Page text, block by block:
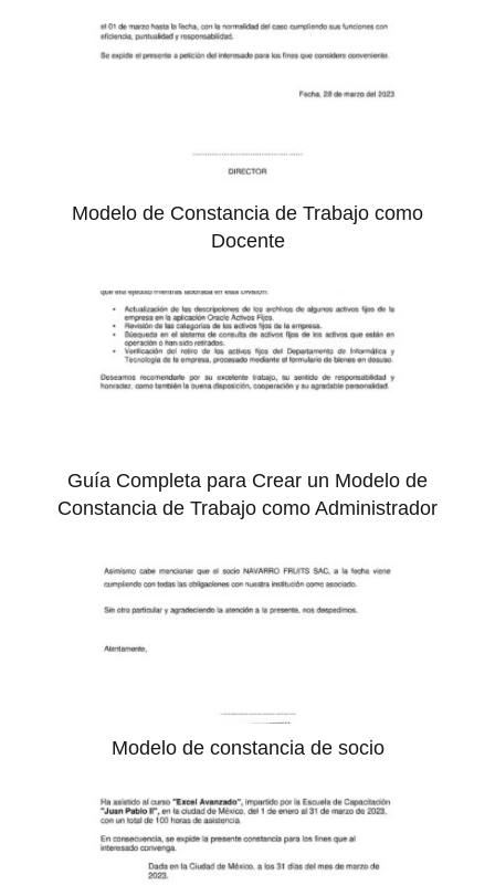
Modelo de Constancia de Trabajo como
Docente
Guía Completa para Crear un Modelo de
Constancia de Trabajo como Administrador
Modelo de constancia de socio